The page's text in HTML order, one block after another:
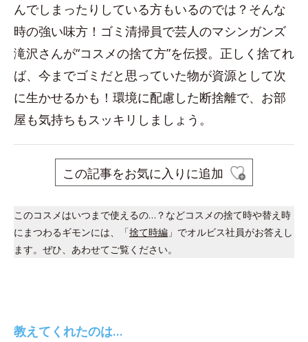
んでしまったりしている方もいるのでは？そんな
時の強い味方！ゴミ清掃員で芸人のマシンガンズ
滝沢さんが“コスメの捨て方”を伝授。正しく捨てれ
ば、今までゴミだと思っていた物が資源として次
に生かせるかも！環境に配慮した断捨離で、お部
屋も気持ちもスッキリしましょう。
この記事をお気に入りに追加
このコスメはいつまで使えるの…？などコスメの捨て時や替え時
にまつわるギモンには、「捨て時編 」でオルビス社員がお答えし
ます。ぜひ、あわせてご覧ください。
教えてくれたのは…